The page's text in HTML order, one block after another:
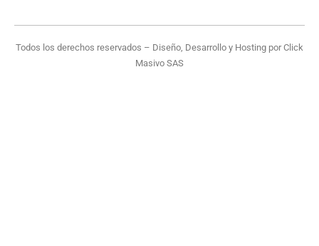
Todos los derechos reservados – Diseño, Desarrollo y Hosting porClick
Masivo SAS